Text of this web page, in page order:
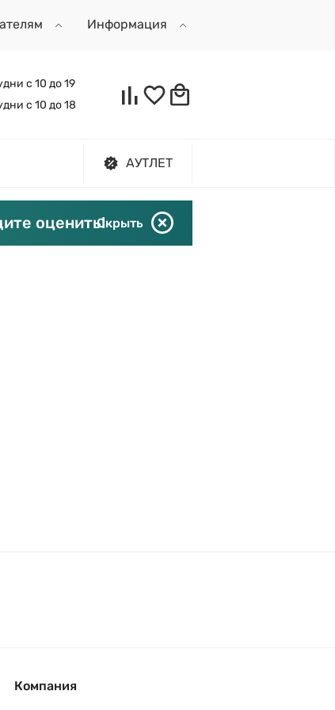
Информация
с 10 до 19
с 10 до 18
АУТЛЕТ
оценить!Скрыть
Компания